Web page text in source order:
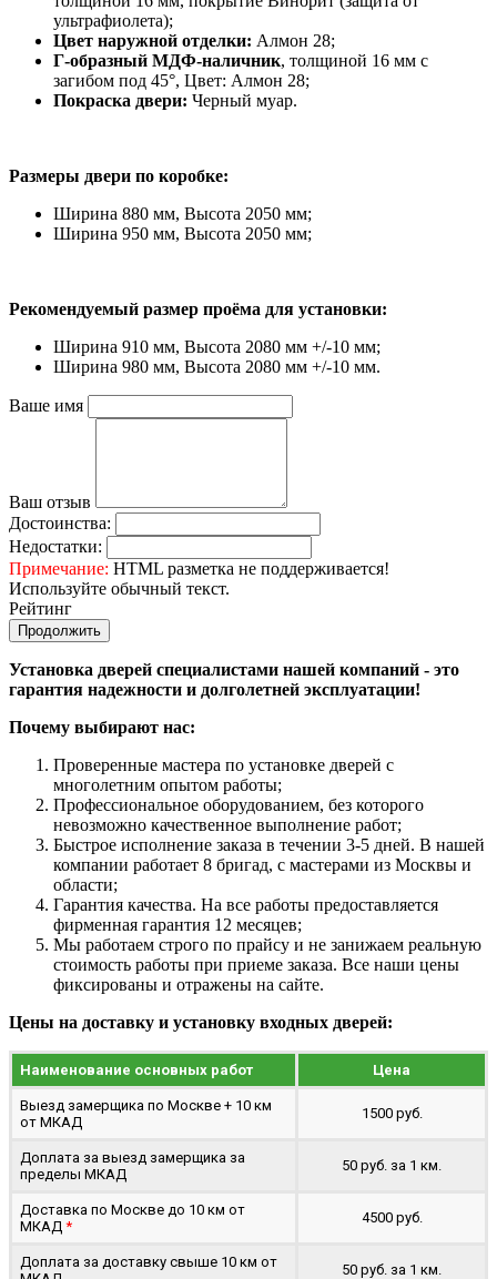
ультрафиолета);
Цвет наружной отделки: Алмон 28;
Г-образный МДФ-наличник, толщиной 16 мм с
загибом под 45°, Цвет: Алмон 28;
Покраска двери: Черный муар.
Размеры двери по коробке:
Ширина 880 мм, Высота 2050 мм;
Ширина 950 мм, Высота 2050 мм;
Рекомендуемый размер проёма для установки:
Ширина 910 мм, Высота 2080 мм +/-10 мм;
Ширина 980 мм, Высота 2080 мм +/-10 мм.
Ваше имя
Ваш отзыв
Достоинства:
Недостатки:
Примечание: HTML разметка не поддерживается!
Используйте обычный текст.
Рейтинг
Продолжить
Установка дверей специалистами нашей компаний - это
гарантия надежности и долголетней эксплуатации!
Почему выбирают нас:
Проверенные мастера по установке дверей с
многолетним опытом работы;
Профессиональное оборудованием, без которого
невозможно качественное выполнение работ;
Быстрое исполнение заказа в течении 3-5 дней. В нашей
компании работает 8 бригад, с мастерами из Москвы и
области;
Гарантия качества. На все работы предоставляется
фирменная гарантия 12 месяцев;
Мы работаем строго по прайсу и не занижаем реальную
стоимость работы при приеме заказа. Все наши цены
фиксированы и отражены на сайте.
Цены на доставку и установку входных дверей:
Наименование основных работ Цена
Выезд замерщика по Москве + 10 км
от МКАД
1500 руб.
Доплата за выезд замерщика за
пределы МКАД
50 руб. за 1 км.
Доставка по Москве до 10 км от
МКАД *
4500 руб.
Доплата за доставку свыше 10 км от
50 руб. за 1 км.